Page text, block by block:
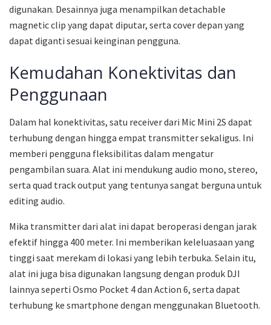
digunakan. Desainnya juga menampilkan detachable
magnetic clip yang dapat diputar, serta cover depan yang
dapat diganti sesuai keinginan pengguna.
Kemudahan Konektivitas dan
Penggunaan
Dalam hal konektivitas, satu receiver dari Mic Mini 2S dapat
terhubung dengan hingga empat transmitter sekaligus. Ini
memberi pengguna fleksibilitas dalam mengatur
pengambilan suara. Alat ini mendukung audio mono, stereo,
serta quad track output yang tentunya sangat berguna untuk
editing audio.
Mika transmitter dari alat ini dapat beroperasi dengan jarak
efektif hingga 400 meter. Ini memberikan keleluasaan yang
tinggi saat merekam di lokasi yang lebih terbuka. Selain itu,
alat ini juga bisa digunakan langsung dengan produk DJI
lainnya seperti Osmo Pocket 4 dan Action 6, serta dapat
terhubung ke smartphone dengan menggunakan Bluetooth.